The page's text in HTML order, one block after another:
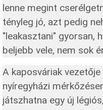
lenne megint
tényleg jó, azt pedig
"leakasztani" gyorsan,
beljebb vele, nem sok
A kaposváriak
nyíregyházi
játszhatna egy új